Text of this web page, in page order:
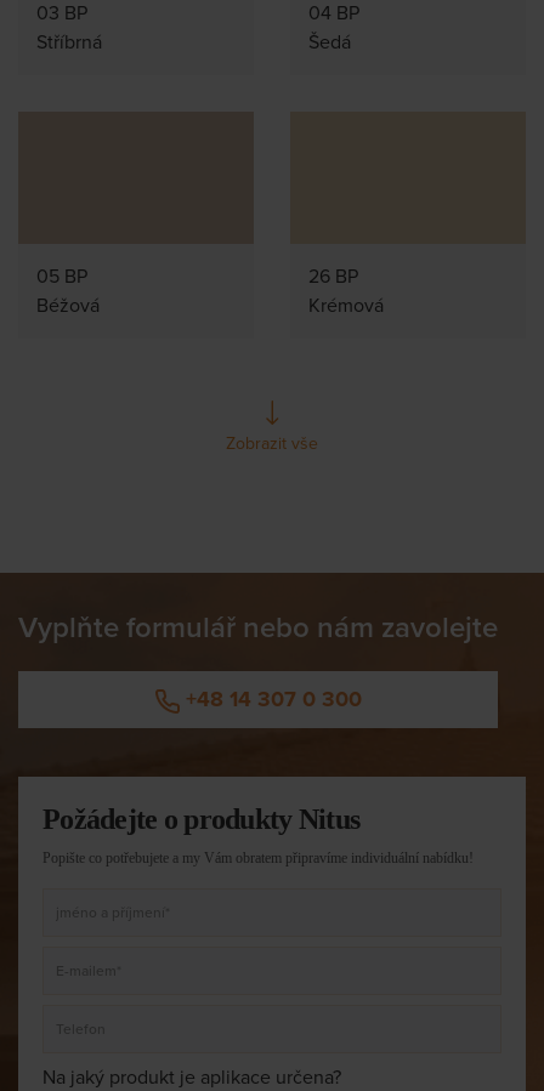
03 BP
Stříbrná
04 BP
Šedá
05 BP
Béžová
26 BP
Krémová
Zobrazit vše
Vyplňte formulář nebo nám zavolejte
+48 14 307 0 300
Požádejte o produkty Nitus
Popište co potřebujete a my Vám obratem připravíme individuální nabídku!
Na jaký produkt je aplikace určena?